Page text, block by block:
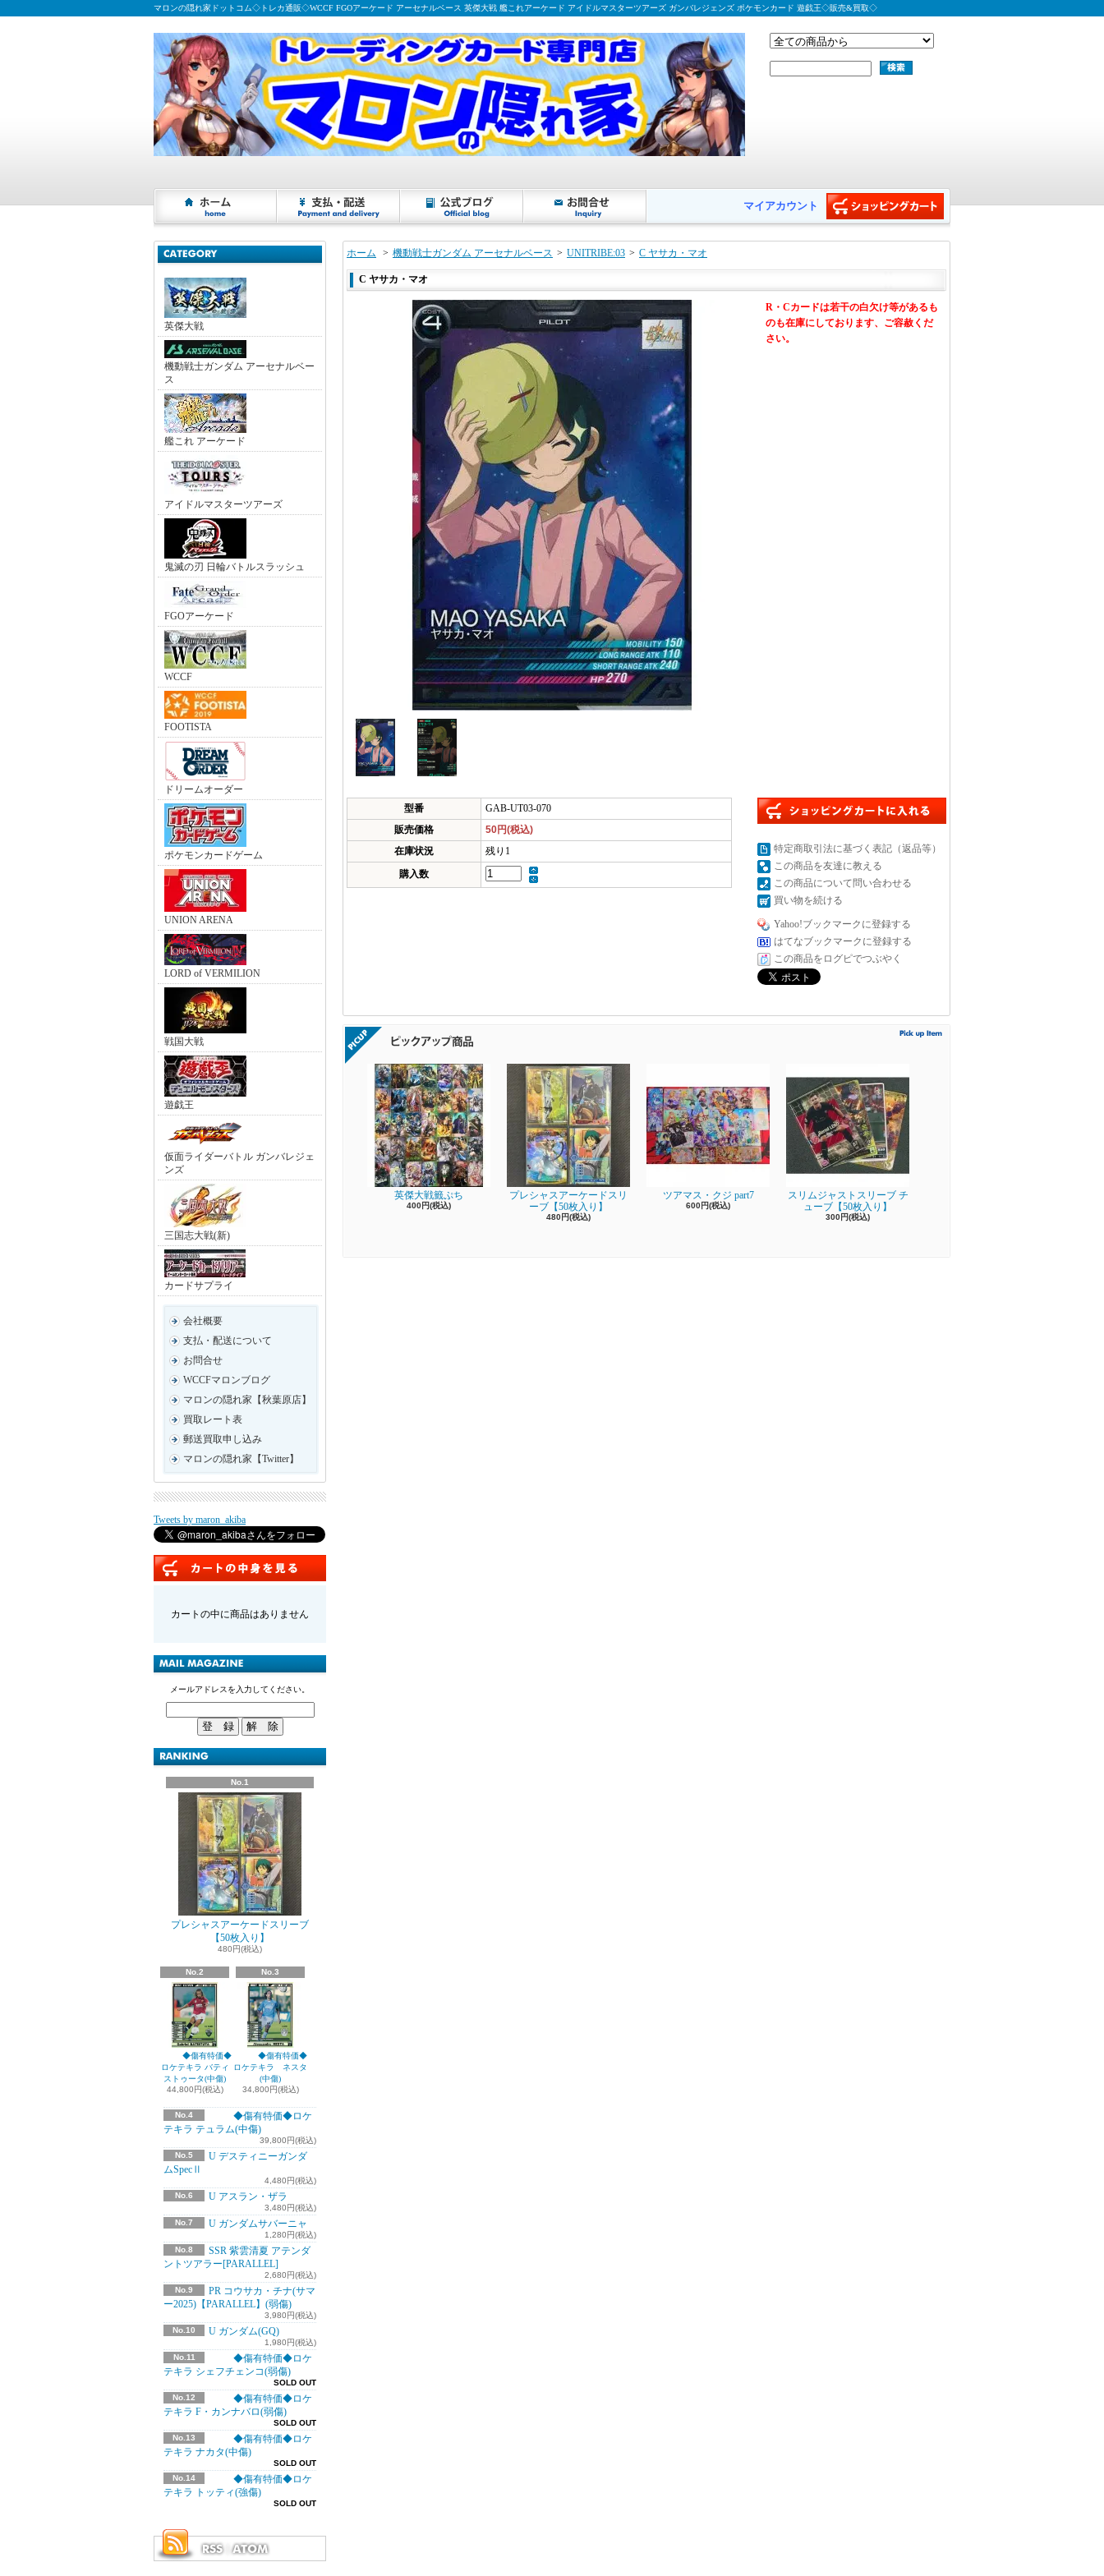
マロンの隠れ家ドットコム◇トレカ通販◇WCCF FGOアーケード アーセナルベース 英傑大戦 艦これアーケード アイドルマスターツアーズ ガンバレジェンズ ポケモンカード 遊戯王◇販売&買取◇
マイアカウント
英傑大戦
機動戦士ガンダム アーセナルベー
ス
艦これ アーケード
アイドルマスターツアーズ
鬼滅の刃 日輪バトルスラッシュ
FGOアーケード
WCCF
FOOTISTA
ドリームオーダー
ポケモンカードゲーム
UNION ARENA
LORD of VERMILION
戦国大戦
遊戯王
仮面ライダーバトル ガンバレジェ
ンズ
三国志大戦(新)
カードサプライ
会社概要
支払・配送について
お問合せ
WCCFマロンブログ
マロンの隠れ家【秋葉原店】
買取レート表
郵送買取申し込み
マロンの隠れ家【Twitter】
Tweets by maron_akiba
カートの中に商品はありません
メールアドレスを入力してください。
No.1
プレシャスアーケードスリーブ
【50枚入り】
480円(税込)
No.2
◆傷有特価◆
ロケテキラ バティ
ストゥータ(中傷)
44,800円(税込)
No.3
◆傷有特価◆
ロケテキラ ネスタ
(中傷)
34,800円(税込)
No.4
◆傷有特価◆ロケ
テキラ テュラム(中傷)
39,800円(税込)
No.5
U デスティニーガンダ
ムSpecⅡ
4,480円(税込)
No.6
U アスラン・ザラ
3,480円(税込)
No.7
U ガンダムサバーニャ
1,280円(税込)
No.8
SSR 紫雲清夏 アテンダ
ントツアラー[PARALLEL]
2,680円(税込)
No.9
PR コウサカ・チナ(サマ
ー2025)【PARALLEL】(弱傷)
3,980円(税込)
No.10
U ガンダム(GQ)
1,980円(税込)
No.11
◆傷有特価◆ロケ
テキラ シェフチェンコ(弱傷)
SOLD OUT
No.12
◆傷有特価◆ロケ
テキラ F・カンナバロ(弱傷)
SOLD OUT
No.13
◆傷有特価◆ロケ
テキラ ナカタ(中傷)
SOLD OUT
No.14
◆傷有特価◆ロケ
テキラ トッティ(強傷)
SOLD OUT
ホーム > 機動戦士ガンダム アーセナルベース > UNITRIBE:03 > C ヤサカ・マオ
C ヤサカ・マオ
R・Cカードは若干の白欠け等があるも
のも在庫にしております、ご容赦くだ
さい。
型番
GAB-UT03-070
販売価格
50円(税込)
在庫状況
残り1
購入数
特定商取引法に基づく表記（返品等）
この商品を友達に教える
この商品について問い合わせる
買い物を続ける
Yahoo!ブックマークに登録する
はてなブックマークに登録する
この商品をログピでつぶやく
英傑大戦籤ぷち
400円(税込)
プレシャスアーケードスリ
ーブ【50枚入り】
480円(税込)
ツアマス・クジ part7
600円(税込)
スリムジャストスリーブ チ
ューブ【50枚入り】
300円(税込)